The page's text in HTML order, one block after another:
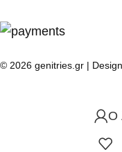
© 2026 genitries.gr |
Ο